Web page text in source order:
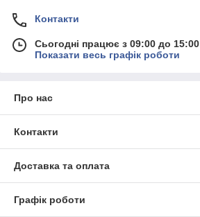
Контакти
Сьогодні працює з 09:00 до 15:00
Показати весь графік роботи
Про нас
Контакти
Доставка та оплата
Графік роботи